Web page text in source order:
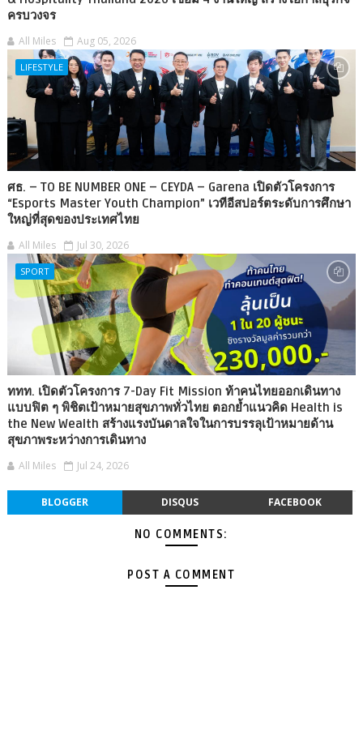
ครบวงจร
All Miles Aug 05, 2026
LIFESTYLE
ศธ. – TO BE NUMBER ONE – CEYDA – Garena เปิดตัวโครงการ
“Esports Master Youth Champion” เวทีอีสปอร์ตระดับการศึกษา
ใหญ่ที่สุดของประเทศไทย
All Miles Jul 30, 2026
SPORT
ททท. เปิดตัวโครงการ 7-Day Fit Mission ท้าคนไทยออกเดินทาง
แบบฟิต ๆ พิชิตเป้าหมายสุขภาพทั่วไทย ตอกย้ำแนวคิด Health is
the New Wealth สร้างแรงบันดาลใจในการบรรลุเป้าหมายด้าน
สุขภาพระหว่างการเดินทาง
All Miles Jul 24, 2026
BLOGGER DISQUS FACEBOOK
NO COMMENTS:
POST A COMMENT